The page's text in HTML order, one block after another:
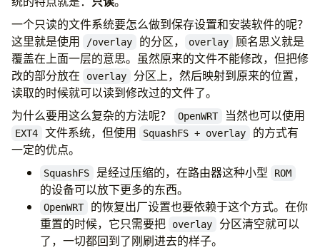
一个只读的文件系统要怎么做到保存设置和安装软件的呢？
这里就是使用
/overlay 的分区， overlay
顾名思义就是
覆盖在上面一层的意思。虽然原来的文件不能修改，但把修
改的部分放在
overlay
分区上，然后映射到原来的位置，
读取的时候就可以读到修改过的文件了。
为什么要用这么复杂的方法呢？
OpenWRT 当然也可以使用
EXT4 文件系统，但使用 SquashFS + overlay
的方式有
一定的优点。
SquashFS 是经过压缩的，在路由器这种小型 ROM
的设备可以放下更多的东西。
OpenWRT
的恢复出厂设置也要依赖于这个方式。在你
重置的时候，它只需要把
overlay
分区清空就可以
了，一切都回到了刚刷进去的样子。